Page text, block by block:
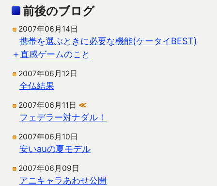
前後のブログ
2007年06月14日
携帯を選ぶときに必要な機能(ケータイBEST)
＋直感ゲームのこと
2007年06月12日
全仏結果
2007年06月11日 ≪
フェデラー対ナダル！
2007年06月10日
安いauの夏モデル
2007年06月09日
アニキャラあわせ公開